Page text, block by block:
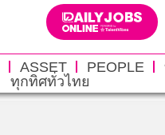
ASSET PEOPLE
ทุกทิศทั่วไทย